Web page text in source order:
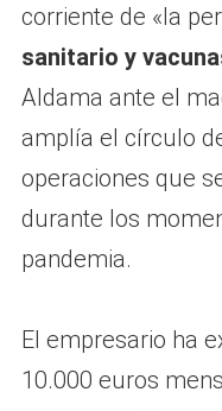
corriente de «la
sanitario y
Aldama ante el
amplía el círculo
operaciones que
durante los
pandemia.
El empresario ha
10.000 euros